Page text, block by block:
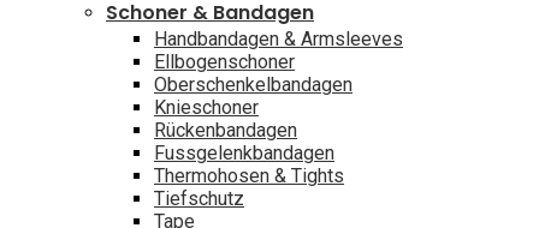
Schoner & Bandagen
Handbandagen & Armsleeves
Ellbogenschoner
Oberschenkelbandagen
Knieschoner
Rückenbandagen
Fussgelenkbandagen
Thermohosen & Tights
Tiefschutz
Tape